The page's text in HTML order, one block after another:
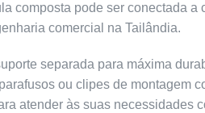
composta pode ser conectada a
comercial na Tailândia.
separada para máxima
ou clipes de montagem
atender às suas necessidades